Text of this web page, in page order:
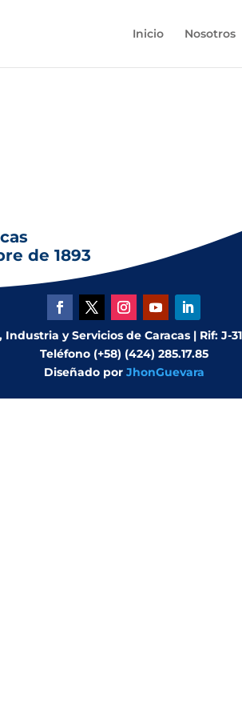
Inicio Nosotros
de 1893
y Servicios de Caracas | Rif: J-
Teléfono (+58) (424) 285.17.85
Diseñado por JhonGuevara